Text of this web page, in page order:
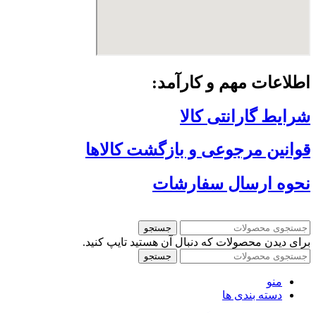
اطلاعات مهم و کارآمد:
شرایط گارانتی کالا
قوانین مرجوعی و بازگشت کالاها
نحوه ارسال سفارشات
جستجو
برای دیدن محصولات که دنبال آن هستید تایپ کنید.
جستجو
منو
دسته بندی ها